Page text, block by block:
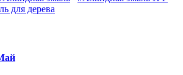
для дерева